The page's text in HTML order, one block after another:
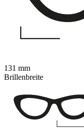
131 mm
Brillenbreite